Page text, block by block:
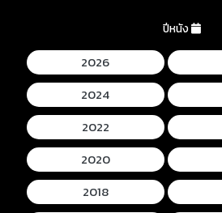
ปีหนัง
2026
2024
2022
2020
2018